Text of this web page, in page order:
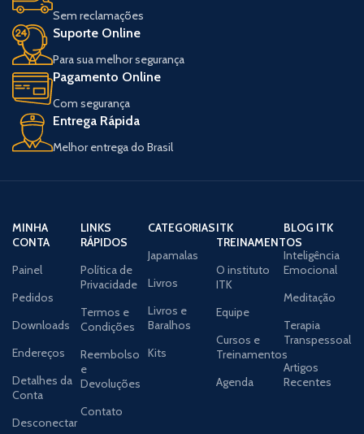
pequenas atividades diárias – uma
para cada dia do ano – para tornar sua
vida em família muito mais unida e
feliz. O convite é para que vocês se
comprometam a ter todo dia esses
momentos de conexão propiciados
pelas propostas, atividades, reflexões e
desafios deste livro.
Sem reclamações
Suporte Online
Para sua melhor segurança
Pagamento Online
Com segurança
Entrega Rápida
Melhor entrega do Brasil
MINHA
CONTA
Painel
Pedidos
Downloads
Endereços
Detalhes da
Conta
Desconectar
LINKS
RÁPIDOS
Política de
Privacidade
Termos e
Condições
Reembolso
e
Devoluções
Contato
CATEGORIAS
Japamalas
Livros
Livros e
Baralhos
Kits
ITK
TREINAMENTOS
O instituto
ITK
Equipe
Cursos e
Treinamentos
Agenda
BLOG ITK
Inteligência
Emocional
Meditação
Terapia
Transpessoal
Artigos
Recentes